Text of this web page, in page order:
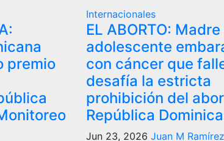
premio
Internacionales
EL ABORTO:
adolescente
con cáncer que
desafía la estricta
prohibición del
República
Jun 23, 2026 Juan M Ramírez